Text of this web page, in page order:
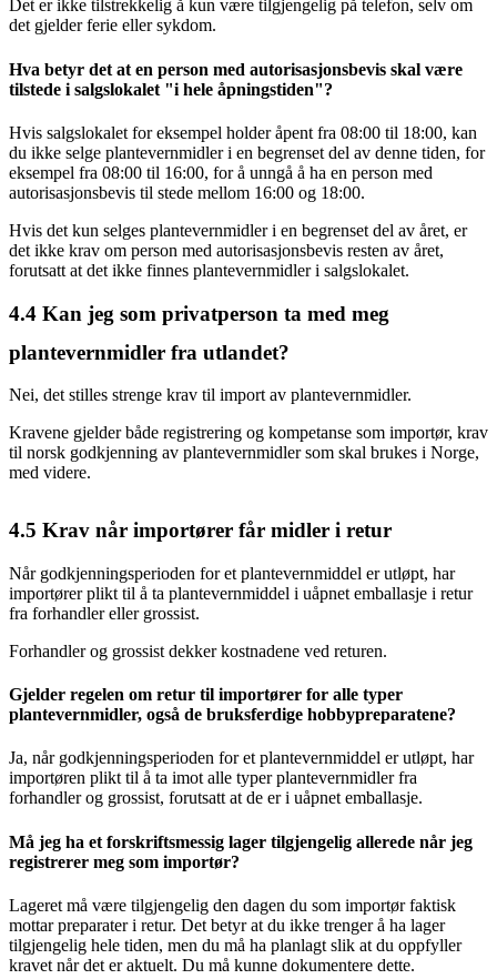
Det er ikke tilstrekkelig å kun være tilgjengelig på telefon, selv om
det gjelder ferie eller sykdom.
Hva betyr det at en person med autorisasjonsbevis skal være
tilstede i salgslokalet "i hele åpningstiden"?
Hvis salgslokalet for eksempel holder åpent fra 08:00 til 18:00, kan
du ikke selge plantevernmidler i en begrenset del av denne tiden, for
eksempel fra 08:00 til 16:00, for å unngå å ha en person med
autorisasjonsbevis til stede mellom 16:00 og 18:00.
Hvis det kun selges plantevernmidler i en begrenset del av året, er
det ikke krav om person med autorisasjonsbevis resten av året,
forutsatt at det ikke finnes plantevernmidler i salgslokalet.
4.4 Kan jeg som privatperson ta med meg
plantevernmidler fra utlandet?
Nei, det stilles strenge krav til import av plantevernmidler.
Kravene gjelder både registrering og kompetanse som importør, krav
til norsk godkjenning av plantevernmidler som skal brukes i Norge,
med videre.
4.5 Krav når importører får midler i retur
Når godkjenningsperioden for et plantevernmiddel er utløpt, har
importører plikt til å ta plantevernmiddel i uåpnet emballasje i retur
fra forhandler eller grossist.
Forhandler og grossist dekker kostnadene ved returen.
Gjelder regelen om retur til importører for alle typer
plantevernmidler, også de bruksferdige hobbypreparatene?
Ja, når godkjenningsperioden for et plantevernmiddel er utløpt, har
importøren plikt til å ta imot alle typer plantevernmidler fra
forhandler og grossist, forutsatt at de er i uåpnet emballasje.
Må jeg ha et forskriftsmessig lager tilgjengelig allerede når jeg
registrerer meg som importør?
Lageret må være tilgjengelig den dagen du som importør faktisk
mottar preparater i retur. Det betyr at du ikke trenger å ha lager
tilgjengelig hele tiden, men du må ha planlagt slik at du oppfyller
kravet når det er aktuelt. Du må kunne dokumentere dette.